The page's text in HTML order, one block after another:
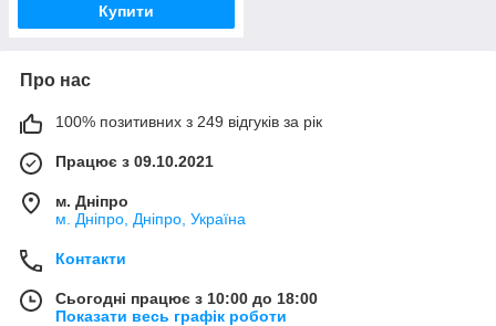
Купити
Про нас
100% позитивних з 249 відгуків за рік
Працює з 09.10.2021
м. Дніпро
м. Дніпро, Дніпро, Україна
Контакти
Сьогодні працює з 10:00 до 18:00
Показати весь графік роботи